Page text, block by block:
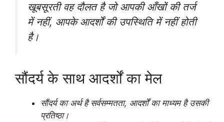
खूबसूरती वह दौलत है जो आपकी आँखों की तर्ज
में नहीं, आपके आदर्शों की उपस्थिति में नहीं होती
है।
सौंदर्य के साथ आदर्शों का मेल
सौंदर्य का अर्थ है सर्वसम्मतता, आदर्शों का माध्यम है उसकी
प्रतिष्ठा।